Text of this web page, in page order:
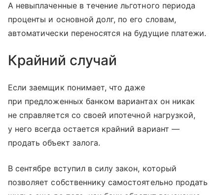
А невыплаченные в течение льготного периода
проценты и основной долг, по его словам,
автоматически переносятся на будущие платежи.
Крайний случай
Если заемщик понимает, что даже
при предложенных банком вариантах он никак
не справляется со своей ипотечной нагрузкой,
у него всегда остается крайний вариант —
продать объект залога.
В сентябре вступил в силу закон, который
позволяет собственнику самостоятельно продать